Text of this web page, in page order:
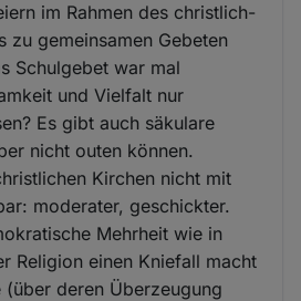
im Rahmen des christlich-
zu gemeinsamen Gebeten
Schulgebet war mal
und Vielfalt nur
Es gibt auch säkulare
nicht outen können.
Kirchen nicht mit
moderater, geschickter.
Mehrheit wie in
Religion einen Kniefall macht
deren Überzeugung